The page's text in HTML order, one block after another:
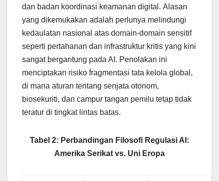
dan badan koordinasi keamanan digital. Alasan
yang dikemukakan adalah perlunya melindungi
kedaulatan nasional atas domain-domain sensitif
seperti pertahanan dan infrastruktur kritis yang kini
sangat bergantung pada AI. Penolakan ini
menciptakan risiko fragmentasi tata kelola global,
di mana aturan tentang senjata otonom,
biosekuriti, dan campur tangan pemilu tetap tidak
teratur di tingkat lintas batas.
Tabel 2: Perbandingan Filosofi Regulasi AI:
Amerika Serikat vs. Uni Eropa